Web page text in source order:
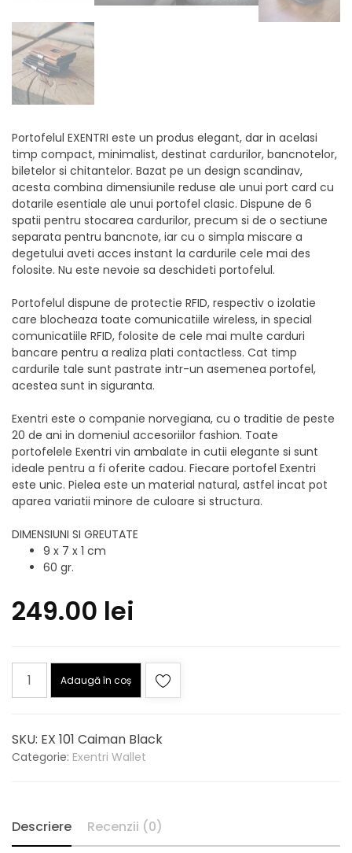
Portofelul EXENTRI este un produs elegant, dar in acelasi
timp compact, minimalist, destinat cardurilor, bancnotelor,
biletelor si chitantelor. Bazat pe un design scandinav,
acesta combina dimensiunile reduse ale unui port card cu
dotarile esentiale ale unui portofel clasic. Dispune de 6
spatii pentru stocarea cardurilor, precum si de o sectiune
separata pentru bancnote, iar cu o simpla miscare a
degetului aveti acces instant la cardurile cele mai des
folosite. Nu este nevoie sa deschideti portofelul.
Portofelul dispune de protectie RFID, respectiv o izolatie
care blocheaza toate comunicatiile wireless, in special
comunicatiile RFID, folosite de cele mai multe carduri
bancare pentru a realiza plati contactless. Cat timp
cardurile tale sunt pastrate intr-un asemenea portofel,
acestea sunt in siguranta.
Exentri este o companie norvegiana, cu o traditie de peste
20 de ani in domeniul accesoriilor fashion. Toate
portofelele Exentri vin ambalate in cutii elegante si sunt
ideale pentru a fi oferite cadou. Fiecare portofel Exentri
este unic. Pielea este un material natural, astfel incat pot
aparea variatii minore de culoare si structura.
DIMENSIUNI SI GREUTATE
9 x 7 x 1 cm
60 gr.
249.00 lei
Cantitate
Portofel
Black
EX
Adaugă în coș
SKU: EX 101 Caiman Black
Categorie: Exentri Wallet
Descriere Recenzii (0)